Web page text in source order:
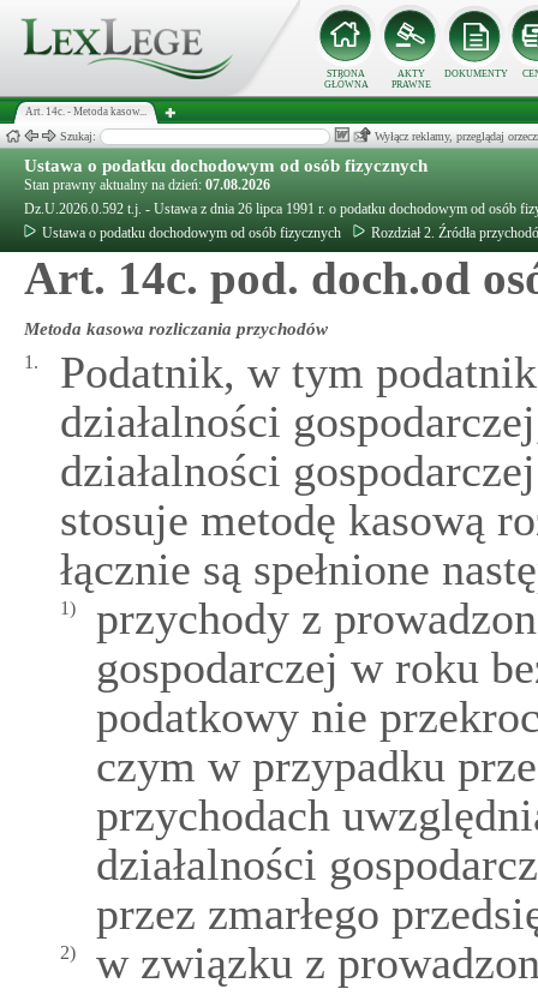
STRONA
GŁÓWNA
AKTY
PRAWNE
DOKUMENTY
Art. 14c. - Metoda kasow...
Szukaj: Wyłącz reklamy, przeglądaj
Ustawa o podatku dochodowym od osób fizycznych
Stan prawny aktualny na dzień: 07.08.2026
Dz.U.2026.0.592 t.j. - Ustawa z dnia 26 lipca 1991 r. o podatku dochodowym od osób
Ustawa o podatku dochodowym od osób fizycznych
Rozdział 2. Źródła
Art. 14c. pod. doch.od
Metoda kasowa rozliczania przychodów
1.
Podatnik, w tym
działalności
działalności
stosuje metodę kasową
łącznie są spełnione
1)
przychody z
gospodarczej w roku
podatkowy nie
czym w przypadku
przychodach
działalności
przez zmarłego
2)
w związku z